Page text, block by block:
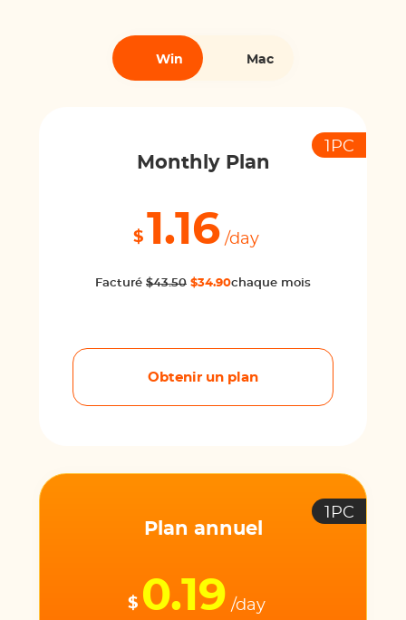
Win Mac
Monthly Plan
1PC
$ 1.16 /day
Facturé $43.50 $34.90chaque mois
Obtenir un plan
Plan annuel
1PC
$ 0.19 /day